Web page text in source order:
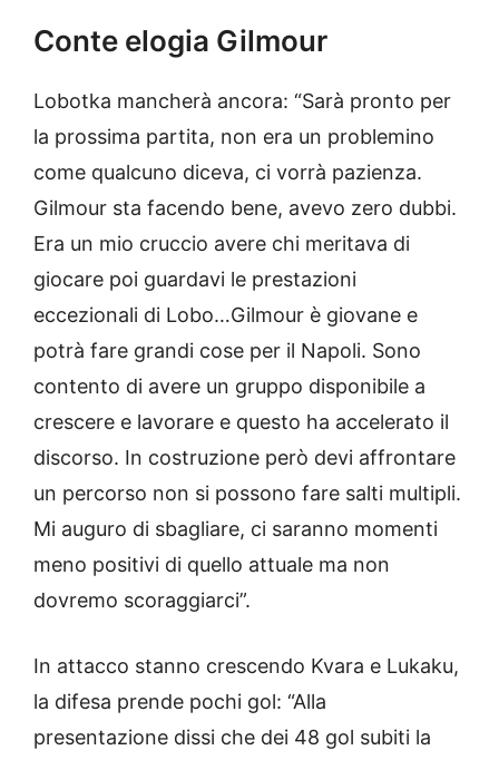
Conte elogia Gilmour
Lobotka mancherà ancora: “Sarà pronto per
la prossima partita, non era un problemino
come qualcuno diceva, ci vorrà pazienza.
Gilmour sta facendo bene, avevo zero dubbi.
Era un mio cruccio avere chi meritava di
giocare poi guardavi le prestazioni
eccezionali di Lobo…Gilmour è giovane e
potrà fare grandi cose per il Napoli. Sono
contento di avere un gruppo disponibile a
crescere e lavorare e questo ha accelerato il
discorso. In costruzione però devi affrontare
un percorso non si possono fare salti multipli.
Mi auguro di sbagliare, ci saranno momenti
meno positivi di quello attuale ma non
dovremo scoraggiarci”.
In attacco stanno crescendo Kvara e Lukaku,
la difesa prende pochi gol: “Alla
presentazione dissi che dei 48 gol subiti la